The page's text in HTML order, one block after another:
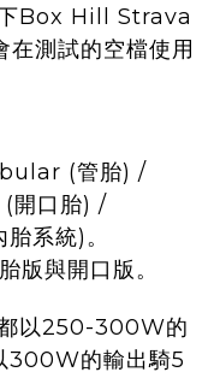
下Box Hill Strava
在測試的空檔使用
(管胎) /
口胎) /
系統)。
與開口版。
以250-300W的
300W的輸出騎5